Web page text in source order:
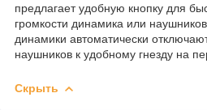
предлагает удобную кнопку для
громкости динамика или
динамики автоматически
наушников к удобному гнезду на
Скрыть